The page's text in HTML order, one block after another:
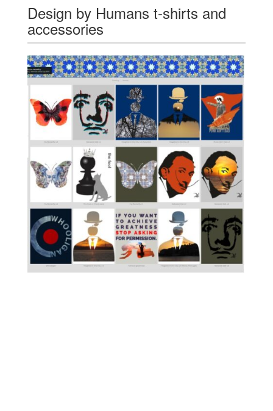
Design by Humans t-shirts and
accessories